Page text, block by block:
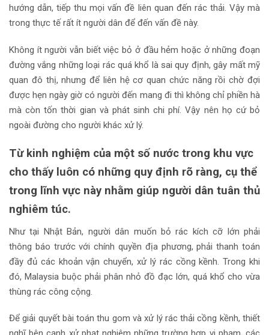
hướng dẫn, tiếp thu mọi vấn đề liên quan đến rác thải. Vậy mà
trong thực tế rất ít người dân để đến vấn đề này.
Không ít người vẫn biết việc bỏ ở đầu hẻm hoặc ở những đoạn
đường vắng những loại rác quá khổ là sai quy định, gây mất mỹ
quan đô thị, nhưng để liên hệ cơ quan chức năng rồi chờ đợi
được hẹn ngày giờ có người đến mang đi thì không chỉ phiền hà
mà còn tốn thời gian và phát sinh chi phí. Vậy nên họ cứ bỏ
ngoài đường cho người khác xử lý.
Từ kinh nghiệm của một số nước trong khu vực
cho thấy luôn có những quy định rõ ràng, cụ thể
trong lĩnh vực này nhằm giúp người dân tuân thủ
nghiêm túc.
Như tại Nhật Bản, người dân muốn bỏ rác kích cỡ lớn phải
thông báo trước với chính quyền địa phương, phải thanh toán
đầy đủ các khoản vận chuyển, xử lý rác cồng kềnh. Trong khi
đó, Malaysia buộc phải phân nhỏ đồ đạc lớn, quá khổ cho vừa
thùng rác công cộng.
Để giải quyết bài toán thu gom và xử lý rác thải cồng kềnh, thiết